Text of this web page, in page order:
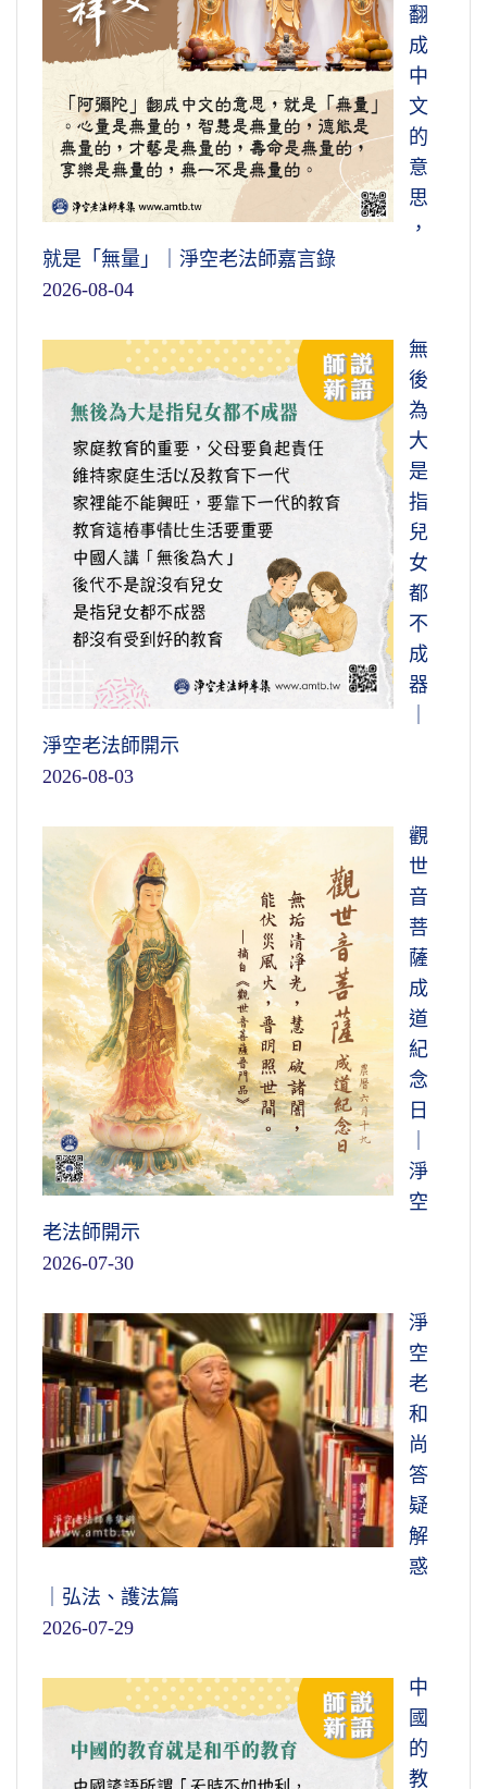
翻
成
中
文
的
意
思
，
就是「無量」｜淨空老法師嘉言錄
2026-08-04
無
後
為
大
是
指
兒
女
都
不
成
器
淨空老法師開示
2026-08-03
觀
世
音
菩
薩
成
道
紀
念
日
淨
空
老法師開示
2026-07-30
淨
空
老
和
尚
答
疑
解
惑
｜弘法、護法篇
2026-07-29
中
國
的
教